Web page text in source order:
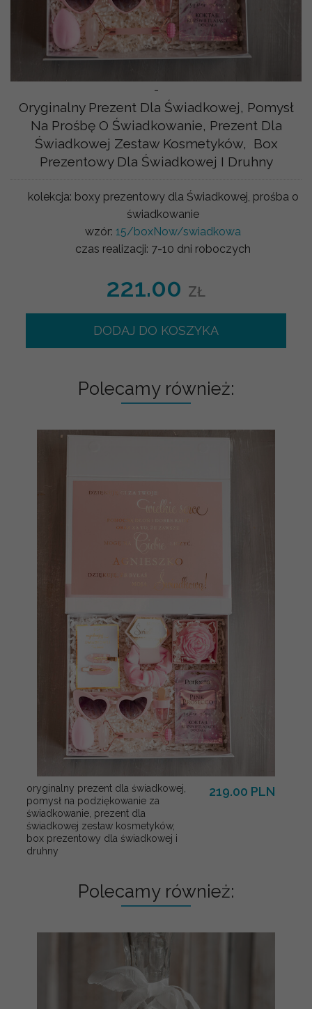
-
Oryginalny Prezent Dla Świadkowej, Pomysł
Na Prośbę O Świadkowanie, Prezent Dla
Świadkowej Zestaw Kosmetyków, Box
Prezentowy Dla Świadkowej I Druhny
kolekcja: boxy prezentowy dla Świadkowej, prośba o
świadkowanie
wzór: 15/boxNow/swiadkowa
czas realizacji: 7-10 dni roboczych
221.00 ZŁ
DODAJ DO KOSZYKA
Polecamy również:
oryginalny prezent dla świadkowej,
pomysł na podziękowanie za
świadkowanie, prezent dla
świadkowej zestaw kosmetyków,
box prezentowy dla świadkowej i
druhny
219.00 PLN
Polecamy również: